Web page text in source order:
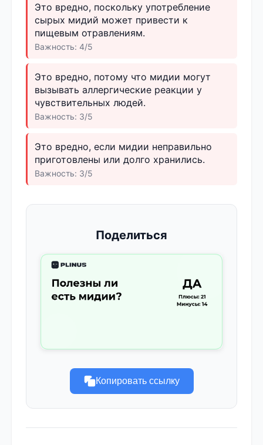
Это вредно, поскольку употребление
сырых мидий может привести к
пищевым отравлениям.
Важность: 4/5
Это вредно, потому что мидии могут
вызывать аллергические реакции у
чувствительных людей.
Важность: 3/5
Это вредно, если мидии неправильно
приготовлены или долго хранились.
Важность: 3/5
Поделиться
Копировать ссылку